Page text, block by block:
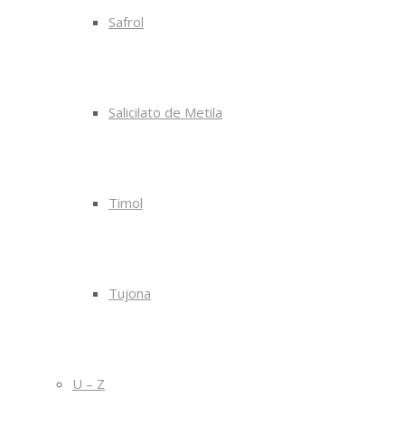
Safrol
Salicilato de Metila
Timol
Tujona
U – Z